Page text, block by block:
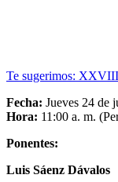
Te sugerimos: XXVIII
Fecha: Jueves 24 de
Hora: 11:00 a. m.
Ponentes:
Luis Sáenz Dávalos